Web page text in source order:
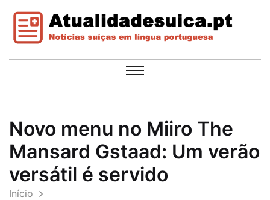
Novo menu no Miiro The
Mansard Gstaad: Um verão
versátil é servido
Início